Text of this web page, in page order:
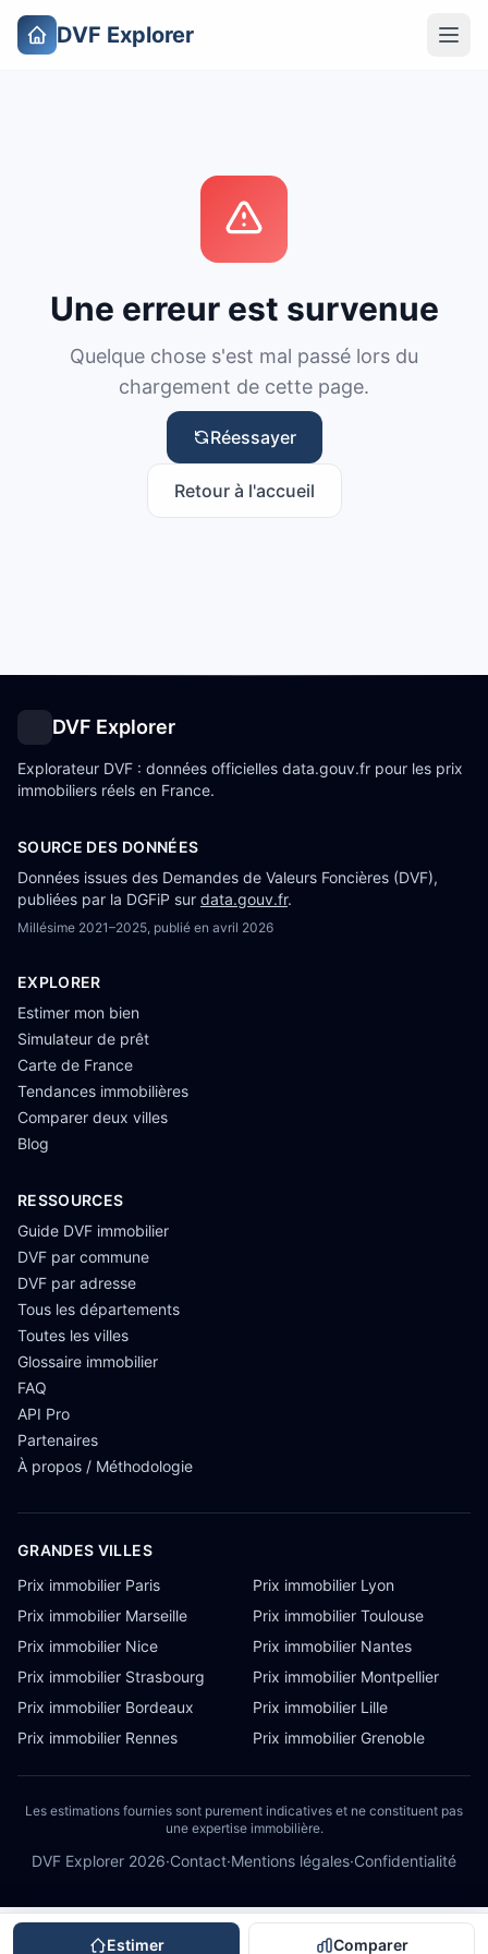
DVF Explorer
Une erreur est survenue
Quelque chose s'est mal passé lors du
chargement de cette page.
Réessayer
Retour à l'accueil
Estimer Comparer
DVF Explorer
Explorateur DVF : données officielles data.gouv.fr pour les prix
immobiliers réels en France.
SOURCE DES DONNÉES
Données issues des Demandes de Valeurs Foncières (DVF),
publiées par la DGFiP sur data.gouv.fr.
Millésime 2021–2025, publié en avril 2026
EXPLORER
Estimer mon bien
Simulateur de prêt
Carte de France
Tendances immobilières
Comparer deux villes
Blog
RESSOURCES
Guide DVF immobilier
DVF par commune
DVF par adresse
Tous les départements
Toutes les villes
Glossaire immobilier
FAQ
API Pro
Partenaires
À propos / Méthodologie
GRANDES VILLES
Prix immobilier Paris
Prix immobilier Lyon
Prix immobilier Marseille
Prix immobilier Toulouse
Prix immobilier Nice
Prix immobilier Nantes
Prix immobilier Strasbourg
Prix immobilier Montpellier
Prix immobilier Bordeaux
Prix immobilier Lille
Prix immobilier Rennes
Prix immobilier Grenoble
Les estimations fournies sont purement indicatives et ne constituent pas
une expertise immobilière.
DVF Explorer 2026·Contact·Mentions légales·Confidentialité